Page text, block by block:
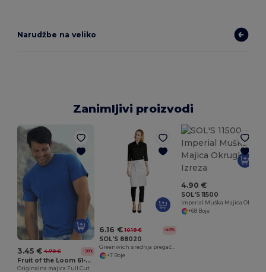
Narudžbe na veliko
Zanimljivi proizvodi
3.45 € 4.79 € -28%
Fruit of the Loom 61-082-0
Originalna majica Full Cut
6.16 € 10.19 € -40%
SOL'S 88020
+7 Boje
4.90 €
SOL'S 11500
+68 Boje